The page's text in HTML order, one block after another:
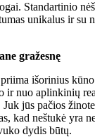
Standartinio
unikalus ir su
gražesnę
išorinius
ir nuo aplinkinių
jūs pačios
kad neštukė yra
dydis būtų.